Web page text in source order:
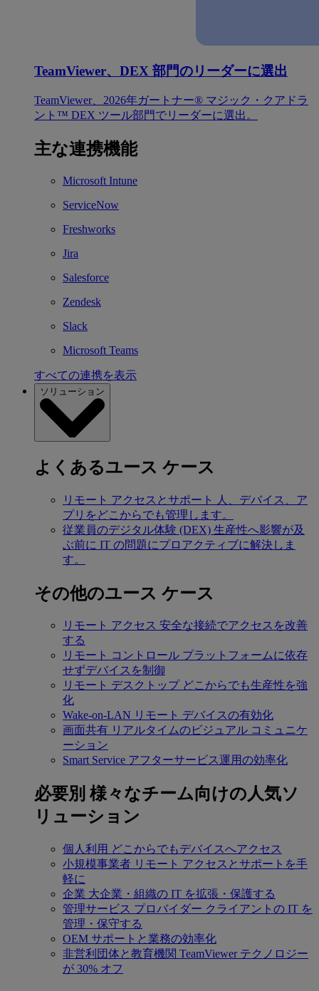
TeamViewer、DEX 部門のリーダーに選出
TeamViewer、2026年ガートナー® マジック・クアドラ
ント™ DEX ツール部門でリーダーに選出。
主な連携機能
Microsoft Intune
ServiceNow
Freshworks
Jira
Salesforce
Zendesk
Slack
Microsoft Teams
すべての連携を表示
ソリューション
よくあるユース ケース
リモート アクセスとサポート
人、デバイス、ア
プリをどこからでも管理します。
従業員のデジタル体験 (DEX) 生産性へ影響が及
ぶ前に IT の問題にプロアクティブに解決しま
す。
その他のユース ケース
リモート アクセス 安全な接続でアクセスを改善
する
リモート コントロール プラットフォームに依存
せずデバイスを制御
リモート デスクトップ どこからでも生産性を強
化
Wake-on-LAN リモート デバイスの有効化
画面共有 リアルタイムのビジュアル コミュニケ
ーション
Smart Service アフターサービス運用の効率化
必要別 様々なチーム向けの人気ソ
リューション
個人利用 どこからでもデバイスへアクセス
小規模事業者 リモート アクセスとサポートを手
軽に
企業 大企業・組織の IT を拡張・保護する
管理サービス プロバイダー クライアントの IT を
管理・保守する
OEM サポートと業務の効率化
非営利団体と教育機関 TeamViewer テクノロジー
が 30% オフ